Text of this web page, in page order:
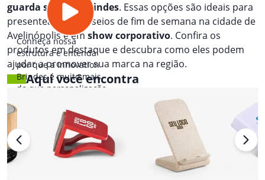
Conheça nossa
estrutura e entenda
por que a Innovation
Brindes é muito mais
do que personalização.
guarda sol para brindes. Essas opções são ideais para
presentear em passeios de fim de semana na cidade de
Avelinópolis e em show corporativo. Confira os
produtos em destaque e descubra como eles podem
ajudar a promover sua marca na região.
Aqui você encontra